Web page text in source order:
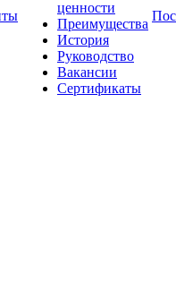
ценности
Преимущества
История
Руководство
Вакансии
Сертификаты